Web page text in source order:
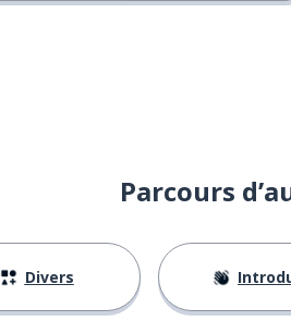
Parcours
Divers